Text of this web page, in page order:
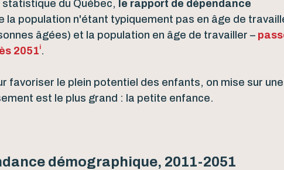
statistique du Québec, le rapport de dépendance
la population n'étant typiquement pas en âge de
âgées) et la population en âge de travailler –
2051i.
favoriser le plein potentiel des enfants, on mise sur une
est le plus grand : la petite enfance.
démographique, 2011-2051